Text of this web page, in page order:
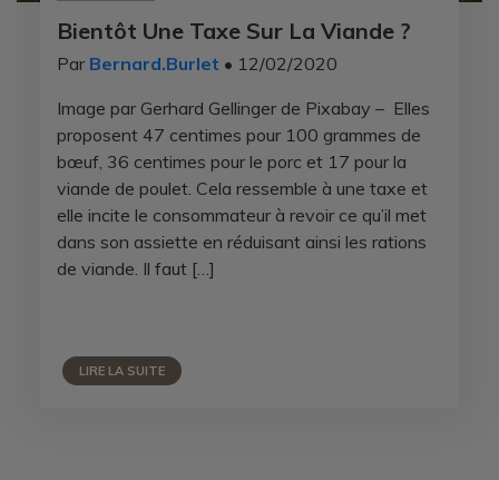
Bientôt Une Taxe Sur La Viande ?
Par Bernard.Burlet • 12/02/2020
Image par Gerhard Gellinger de Pixabay – Elles
proposent 47 centimes pour 100 grammes de
bœuf, 36 centimes pour le porc et 17 pour la
viande de poulet. Cela ressemble à une taxe et
elle incite le consommateur à revoir ce qu’il met
dans son assiette en réduisant ainsi les rations
de viande. Il faut […]
LIRE LA SUITE